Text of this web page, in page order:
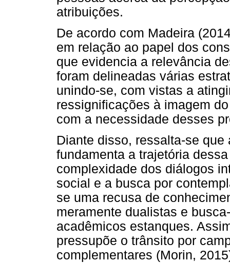
atribuições.
De acordo com Madeira
em relação ao papel dos
que evidencia a relevância
foram delineadas várias
unindo-se, com vistas a
ressignificações à imagem
com a necessidade desses
Diante disso, ressalta-se
fundamenta a trajetória
complexidade dos diálogos
social e a busca por
se uma recusa de
meramente dualistas e
acadêmicos estanques.
pressupõe o trânsito por
complementares (Morin,